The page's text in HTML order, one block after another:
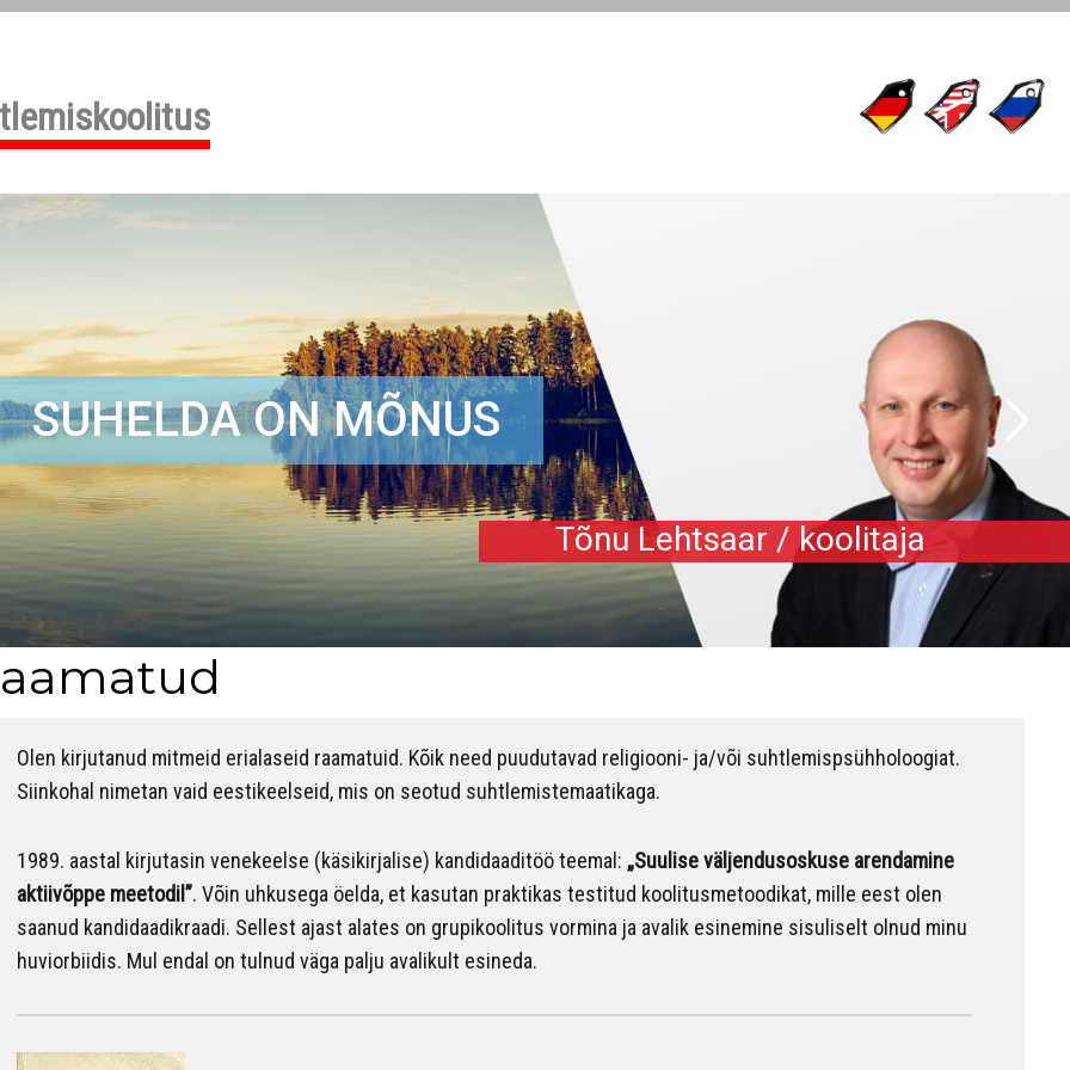
Tõnu Lehtsaar / koolitaja
SUHELDA ON MÕNUS
Olen kirjutanud mitmeid erialaseid raamatuid. Kõik need puudutavad religiooni- ja/või suhtlemispsühholoogiat.
Siinkohal nimetan vaid eestikeelseid, mis on seotud suhtlemistemaatikaga.
1989. aastal kirjutasin venekeelse (käsikirjalise) kandidaaditöö teemal: „Suulise väljendusoskuse arendamine
aktiivõppe meetodil”. Võin uhkusega öelda, et kasutan praktikas testitud koolitusmetoodikat, mille eest olen
saanud kandidaadikraadi. Sellest ajast alates on grupikoolitus vormina ja avalik esinemine sisuliselt olnud minu
huviorbiidis. Mul endal on tulnud väga palju avalikult esineda.